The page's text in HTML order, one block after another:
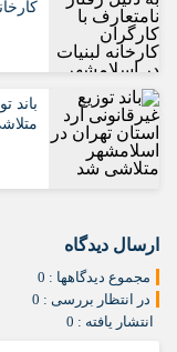
باند
ارسال دیدگاه
مجموع دیدگاهها : 0
در انتظار بررسی : 0
انتشار یافته : 0